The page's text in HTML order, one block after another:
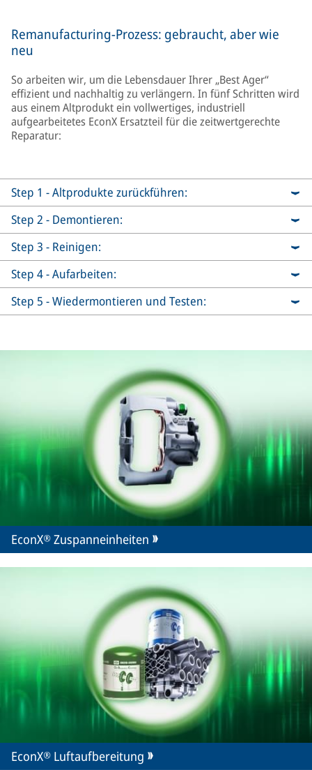
Remanufacturing-Prozess: gebraucht, aber wie
neu
So arbeiten wir, um die Lebensdauer Ihrer „Best Ager“
effizient und nachhaltig zu verlängern. In fünf Schritten wird
aus einem Altprodukt ein vollwertiges, industriell
aufgearbeitetes EconX Ersatzteil für die zeitwertgerechte
Reparatur:
Step 1 - Altprodukte zurückführen:
Step 2 - Demontieren:
Step 3 - Reinigen:
Step 4 - Aufarbeiten:
Step 5 - Wiedermontieren und Testen:
EconX® Zuspanneinheiten
EconX® Luftaufbereitung